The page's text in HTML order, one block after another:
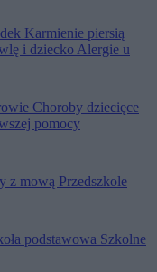
Karmienie piersią
i dziecko Alergie u
Choroby dziecięce
pomocy
z mową Przedszkole
podstawowa Szkolne